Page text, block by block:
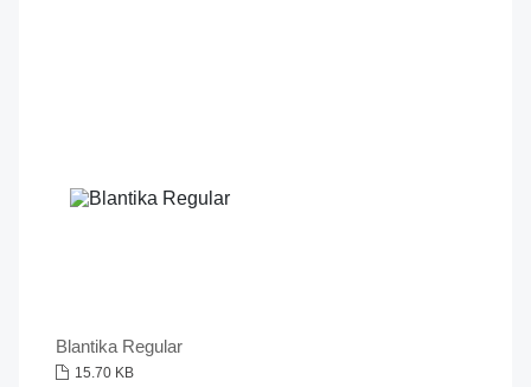
Blantika Regular
15.70 KB